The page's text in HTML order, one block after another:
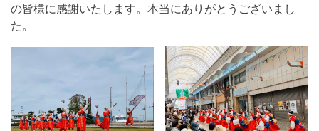
の皆様に感謝いたします。本当にありがとうございまし
た。